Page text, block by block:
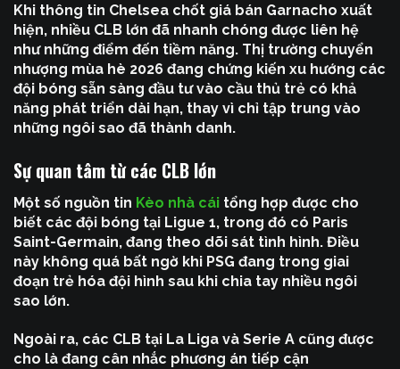
Khi thông tin Chelsea chốt giá bán Garnacho xuất
hiện, nhiều CLB lớn đã nhanh chóng được liên hệ
như những điểm đến tiềm năng. Thị trường chuyển
nhượng mùa hè 2026 đang chứng kiến xu hướng các
đội bóng sẵn sàng đầu tư vào cầu thủ trẻ có khả
năng phát triển dài hạn, thay vì chỉ tập trung vào
những ngôi sao đã thành danh.
Sự quan tâm từ các CLB lớn
Một số nguồn tin Kèo nhà cái tổng hợp được cho
biết các đội bóng tại Ligue 1, trong đó có Paris
Saint-Germain, đang theo dõi sát tình hình. Điều
này không quá bất ngờ khi PSG đang trong giai
đoạn trẻ hóa đội hình sau khi chia tay nhiều ngôi
sao lớn.
Ngoài ra, các CLB tại La Liga và Serie A cũng được
cho là đang cân nhắc phương án tiếp cận